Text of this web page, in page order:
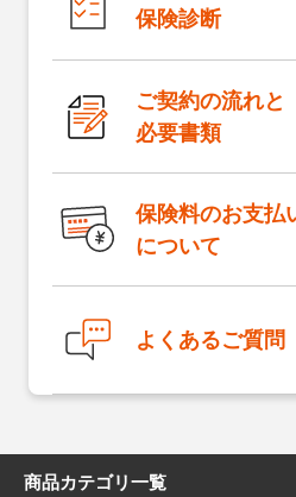
保険診断
ご契約の流れと
必要書類
保険料のお支払
について
よくあるご質問
商品カテゴリ一覧